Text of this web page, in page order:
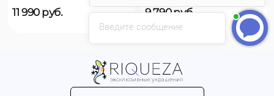
11 990 руб. 9 790руб.
Введите сообщение